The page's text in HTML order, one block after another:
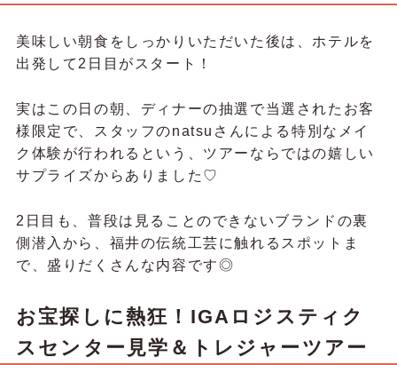
美味しい朝食をしっかりいただいた後は、ホテルを
出発して2日目がスタート！
実はこの日の朝、ディナーの抽選で当選されたお客
様限定で、スタッフのnatsuさんによる特別なメイ
ク体験が行われるという、ツアーならではの嬉しい
サプライズからありました♡
2日目も、普段は見ることのできないブランドの裏
側潜入から、福井の伝統工芸に触れるスポットま
で、盛りだくさんな内容です◎
お宝探しに熱狂！IGAロジスティク
スセンター見学＆トレジャーツアー